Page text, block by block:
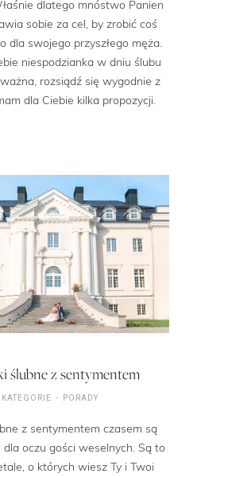
dlatego mnóstwo Panien
sobie za cel, by zrobić coś
dla swojego przyszłego męża.
niespodzianka w dniu ślubu
rozsiądź się wygodnie z
dla Ciebie kilka propozycji.
ślubne z sentymentem
KATEGORIE PORADY
z sentymentem czasem są
dla oczu gości weselnych. Są to
o których wiesz Ty i Twoi